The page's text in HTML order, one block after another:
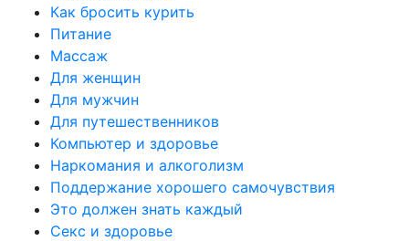
Как бросить курить
Питание
Массаж
Для женщин
Для мужчин
Для путешественников
Компьютер и здоровье
Наркомания и алкоголизм
Поддержание хорошего самочувствия
Это должен знать каждый
Секс и здоровье